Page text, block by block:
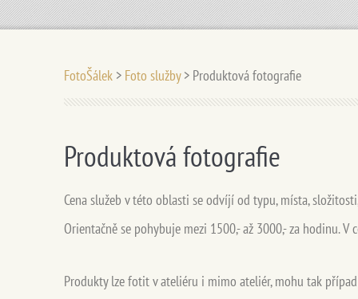
FotoŠálek > Foto služby > Produktová fotografie
Produktová fotografie
Cena služeb v této oblasti se odvíjí od typu, místa,
Orientačně se pohybuje mezi 1500,- až 3000,- za hodinu.
Produkty lze fotit v ateliéru i mimo ateliér, mohu tak